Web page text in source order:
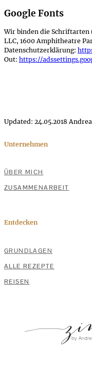
Google Fonts
Wir binden die Schriftarten
LLC, 1600 Amphitheatre
Datenschutzerklärung:
Out: https://
Updated: 24.05.2018
Unternehmen
ÜBER MICH
ZUSAMMENARBEIT
Entdecken
GRUNDLAGEN
ALLE REZEPTE
REISEN